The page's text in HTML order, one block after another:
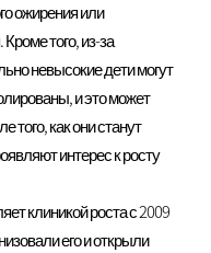
ожирения или
того, из-за
невысокие дети могут
и это может
того, как они станут
интерес к росту
клиникой роста с 2009
его и открыли